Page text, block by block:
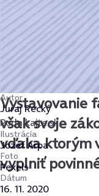
Autor
Juraj Recký
Podnikajte.sk
Ilustrácia
Jozef Arpa
Foto
Pexels
Dátum
16. 11. 2020
Vystavovanie
však svoje
vďaka ktorým
vyplniť